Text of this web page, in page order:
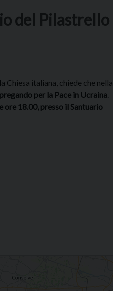
del Pilastrello
Chiesa italiana, chiede che nella
pregando per la Pace in Ucraina
ore 18.00, presso il Santuario